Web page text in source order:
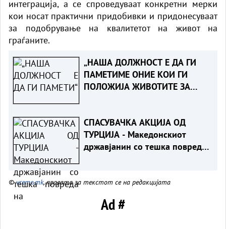
интеграција, a се спроведуваат конкретни мерки
кои носат практични придобивки и придонесуваат
за подобрување на квалитетот на живот на
граѓаните.
„НАША ДОЛЖНОСТ Е ДА ГИ
ПАМЕТИМЕ ОНИЕ КОИ ГИ
ПОЛОЖИЈА ЖИВОТИТЕ ЗА
од Карпалак
СПАСУВАЧКА АКЦИЈА ОД
ТУРЦИЈА - Македонскиот
државјанин со тешка повреда
©vreme.mk, правата за текстот се на редакцијата
Ad #